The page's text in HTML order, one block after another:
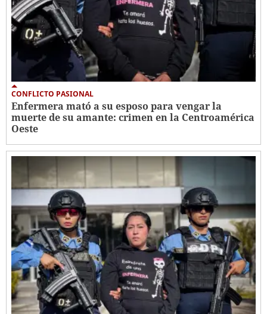
CONFLICTO PASIONAL
Enfermera mató a su esposo para vengar la
muerte de su amante: crimen en la Centroamérica
Oeste